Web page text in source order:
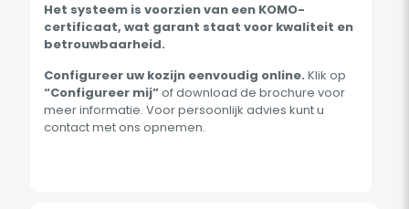
Het systeem is voorzien van een KOMO-
certificaat, wat garant staat voor kwaliteit en
betrouwbaarheid.
Configureer uw kozijn eenvoudig online. Klik op
“Configureer mij”of download de brochure voor
meer informatie. Voor persoonlijk advies kunt u
contact met ons opnemen.